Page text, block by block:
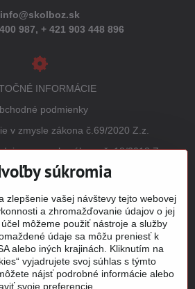
info@skolboz.sk
987, + 421 903 448 896
INFORMÁCIE
podmienky
v zmysle zákona č.69/2020 Z.z.
v zmysle zákona č. 18/2018 Z.z.
(GDPR)
Vrátenie tovaru
Tabuľky veľkostí
a potlač odevov
Mapa stránky
súkromia
zlepšenie vašej návštevy tejto webovej
a zhromažďovanie údajov o jej
môžeme použiť nástroje a služby
údaje sa môžu preniesť k
alebo iných krajinách. Kliknutím na
vyjadrujete svoj súhlas s týmto
nájsť podrobné informácie alebo
svoje preferencie.